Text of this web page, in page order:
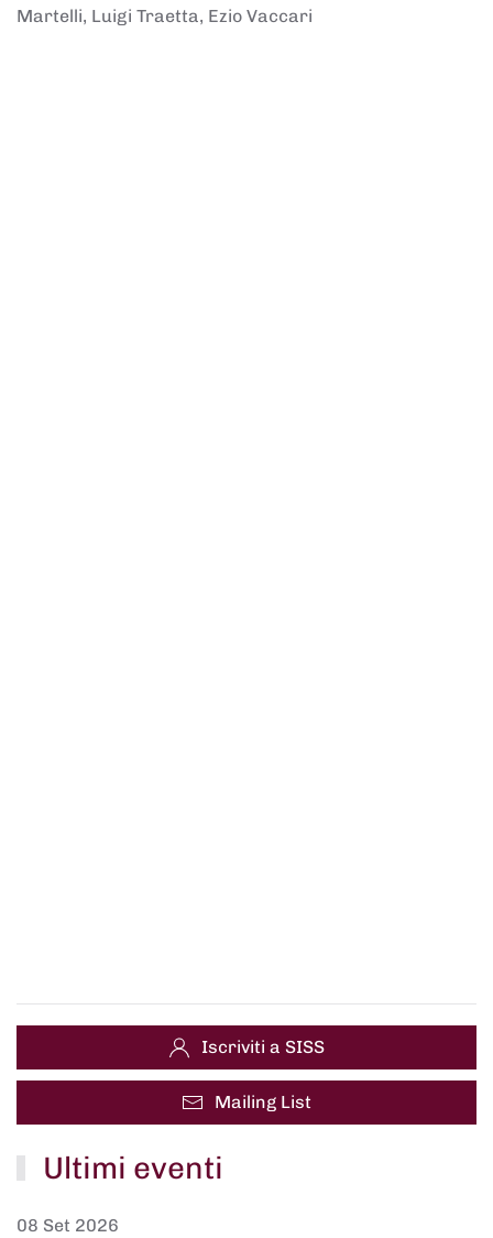
Martelli, Luigi Traetta, Ezio Vaccari
Iscriviti a SISS
Mailing List
Ultimi eventi
08 Set 2026